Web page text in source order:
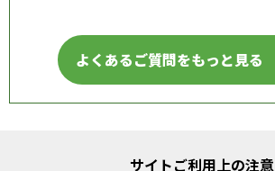
よくあるご質問をもっと見る
サイトご利用上の注意